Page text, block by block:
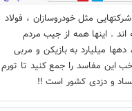
مثل خودروسازان ، فولاد
اند . اینها همه از جیب مردم
میلیارد به بازیکن و مربی
این مفاسد را جمع کنید تا تورم
و دزدی کشور است !!